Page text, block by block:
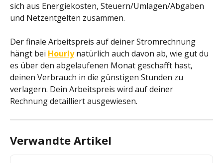
sich aus Energiekosten, Steuern/Umlagen/Abgaben
und Netzentgelten zusammen.
Der finale Arbeitspreis auf deiner Stromrechnung
hängt bei Hourly natürlich auch davon ab, wie gut du
es über den abgelaufenen Monat geschafft hast,
deinen Verbrauch in die günstigen Stunden zu
verlagern. Dein Arbeitspreis wird auf deiner
Rechnung detailliert ausgewiesen.
Verwandte Artikel